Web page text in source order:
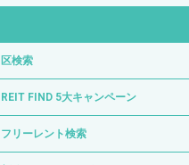
区検索
REIT FIND 5大キャンペーン
フリーレント検索